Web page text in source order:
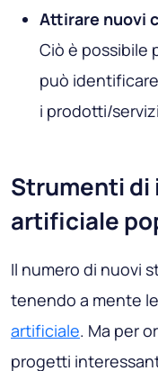
Attirare nuovi
Ciò è possibile
può
i prodotti/
Strumenti di
artificiale
Il numero di nuovi
tenendo a mente le
artificiale. Ma per
progetti